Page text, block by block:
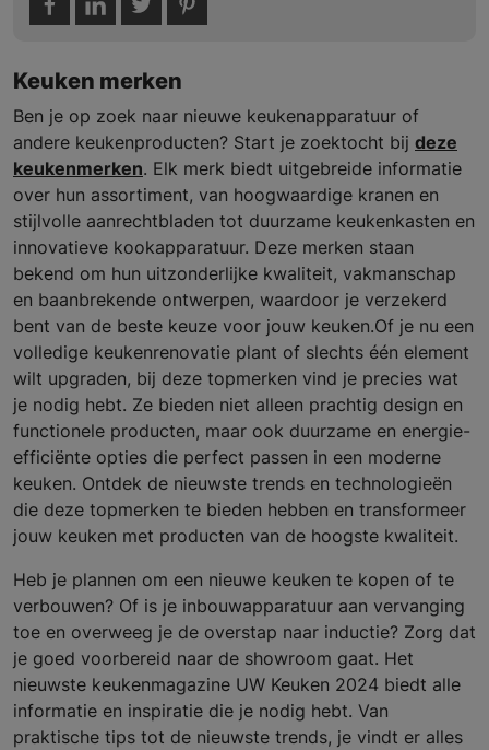
Keuken merken
Ben je op zoek naar nieuwe keukenapparatuur of
andere keukenproducten? Start je zoektocht bij deze
keukenmerken. Elk merk biedt uitgebreide informatie
over hun assortiment, van hoogwaardige kranen en
stijlvolle aanrechtbladen tot duurzame keukenkasten en
innovatieve kookapparatuur. Deze merken staan
bekend om hun uitzonderlijke kwaliteit, vakmanschap
en baanbrekende ontwerpen, waardoor je verzekerd
bent van de beste keuze voor jouw keuken.Of je nu een
volledige keukenrenovatie plant of slechts één element
wilt upgraden, bij deze topmerken vind je precies wat
je nodig hebt. Ze bieden niet alleen prachtig design en
functionele producten, maar ook duurzame en energie-
efficiënte opties die perfect passen in een moderne
keuken. Ontdek de nieuwste trends en technologieën
die deze topmerken te bieden hebben en transformeer
jouw keuken met producten van de hoogste kwaliteit.
Heb je plannen om een nieuwe keuken te kopen of te
verbouwen? Of is je inbouwapparatuur aan vervanging
toe en overweeg je de overstap naar inductie? Zorg dat
je goed voorbereid naar de showroom gaat. Het
nieuwste keukenmagazine UW Keuken 2024 biedt alle
informatie en inspiratie die je nodig hebt. Van
praktische tips tot de nieuwste trends, je vindt er alles